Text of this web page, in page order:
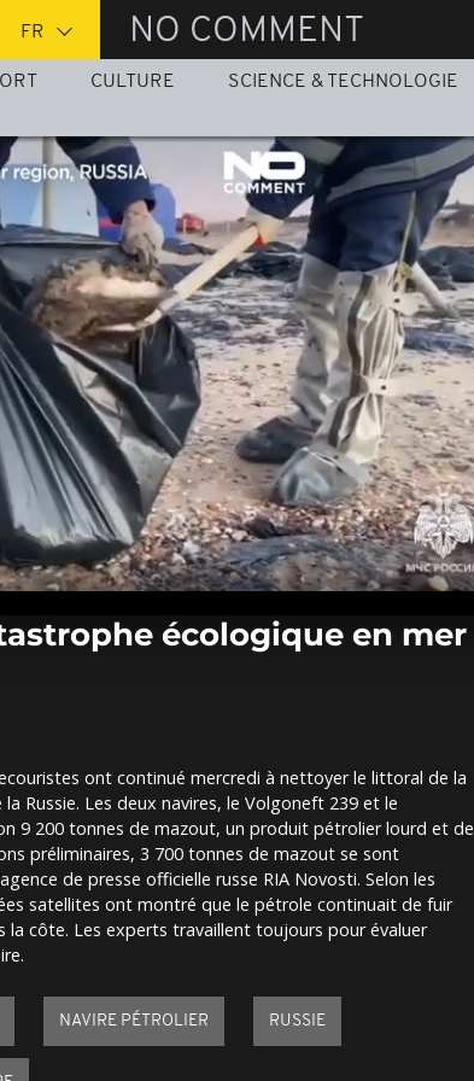
NO COMMENT
CULTURE SCIENCE & TECHNOLOGIE
écologique en mer
ont continué mercredi à nettoyer le littoral de la
Russie. Les deux navires, le Volgoneft 239 et le
9 200 tonnes de mazout, un produit pétrolier lourd et de
préliminaires, 3 700 tonnes de mazout se sont
de presse officielle russe RIA Novosti. Selon les
satellites ont montré que le pétrole continuait de fuir
la côte. Les experts travaillent toujours pour évaluer
NAVIRE PÉTROLIER RUSSIE